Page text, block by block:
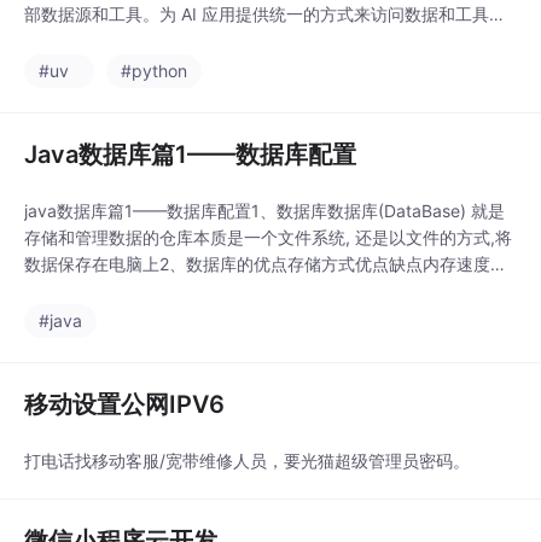
部数据源和工具。为 AI 应用提供统一的方式来访问数据和工具类
问文件系统、数据库、API 等外部资源。
#uv #python
Java数据库篇1——数据库配置
java数据库篇1——数据库配置1、数据库数据库(DataBase) 就是
存储和管理数据的仓库本质是一个文件系统, 还是以文件的方式,将
数据保存在电脑上2、数据库的优点存储方式优点缺点内存速度快
用IO流操作文件, 不方便数据库1.数据可以永久保存 2.方便存储和
#java
移动设置公网IPV6
打电话找移动客服/宽带维修人员，要光猫超级管理员密码。